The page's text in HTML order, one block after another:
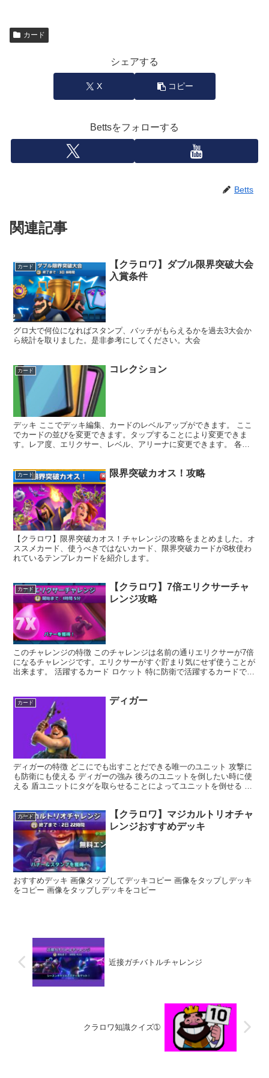
カード
シェアする
X コピー
Bettsをフォローする
Betts
関連記事
カード
【クラロワ】ダブル限界突破大会
入賞条件
グロ大で何位になればスタンプ、バッチがもらえるかを過去3大会か
ら統計を取りました。是非参考にしてください。大会
カード コレクション
デッキ ここでデッキ編集、カードのレベルアップができます。 ここ
でカードの並びを変更できます。タップすることにより変更できま
す。レア度、エリクサー、レベル、アリーナに変更できます。 各シ
カード 限界突破カオス！攻略
【クラロワ】限界突破カオス！チャレンジの攻略をまとめました。オ
ススメカード、使うべきではないカード、限界突破カードが8枚使わ
れているテンプレカードを紹介します。
カード
【クラロワ】7倍エリクサーチャ
レンジ攻略
このチャレンジの特徴 このチャレンジは名前の通りエリクサーが7倍
になるチャレンジです。エリクサーがすぐ貯まり気にせず使うことが
出来ます。 活躍するカード ロケット 特に防衛で活躍するカードで
カード ディガー
ディガーの特徴 どこにでも出すことだできる唯一のユニット 攻撃に
も防衛にも使える ディガーの強み 後ろのユニットを倒したい時に使
える 盾ユニットにタゲを取らせることによってユニットを倒せる 建
カード
【クラロワ】マジカルトリオチャ
レンジおすすめデッキ
おすすめデッキ 画像タップしてデッキコピー 画像をタップしデッキ
をコピー 画像をタップしデッキをコピー
近接ガチバトルチャレンジ
クラロワ知識クイズ➀